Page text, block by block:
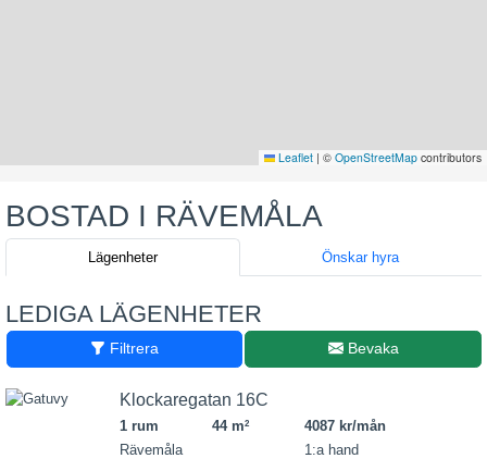
Leaflet | © OpenStreetMap contributors
BOSTAD I RÄVEMÅLA
Lägenheter Önskar hyra
LEDIGA LÄGENHETER
Filtrera Bevaka
Klockaregatan 16C
1 rum 44 m2
4087 kr/mån
Rävemåla
1:a hand